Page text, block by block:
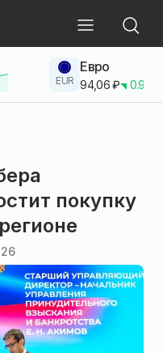
EUR
Евро
94,06₽ 0.93
покупку